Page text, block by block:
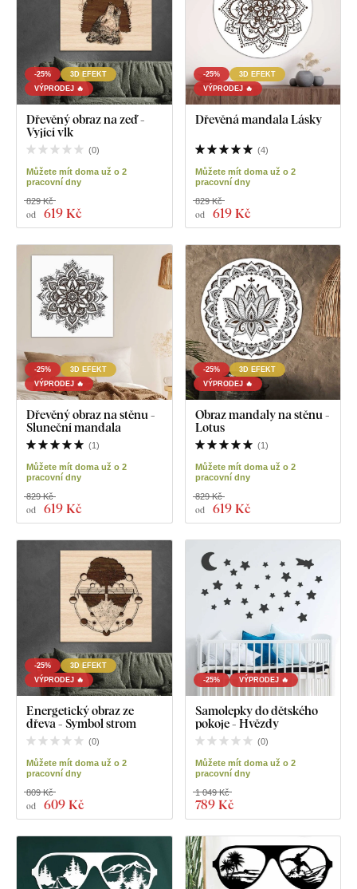
-25%
3D EFEKT
VÝPRODEJ 🔥
Dřevěný obraz na zeď -
Vyjící vlk
(0)
Můžete mít doma už o 2
pracovní dny
od 619 Kč
829 Kč
-25%
3D EFEKT
VÝPRODEJ 🔥
Dřevěná mandala Lásky
(4)
Můžete mít doma už o 2
pracovní dny
od 619 Kč
829 Kč
-25%
3D EFEKT
VÝPRODEJ 🔥
Dřevěný obraz na stěnu -
Sluneční mandala
(1)
Můžete mít doma už o 2
pracovní dny
od 619 Kč
829 Kč
-25%
3D EFEKT
VÝPRODEJ 🔥
Obraz mandaly na stěnu -
Lotus
(1)
Můžete mít doma už o 2
pracovní dny
od 619 Kč
829 Kč
-25%
3D EFEKT
VÝPRODEJ 🔥
Energetický obraz ze
dřeva - Symbol strom
(0)
Můžete mít doma už o 2
pracovní dny
od 609 Kč
809 Kč
-25% VÝPRODEJ 🔥
Samolepky do dětského
pokoje - Hvězdy
(0)
Můžete mít doma už o 2
pracovní dny
789 Kč
1 049 Kč